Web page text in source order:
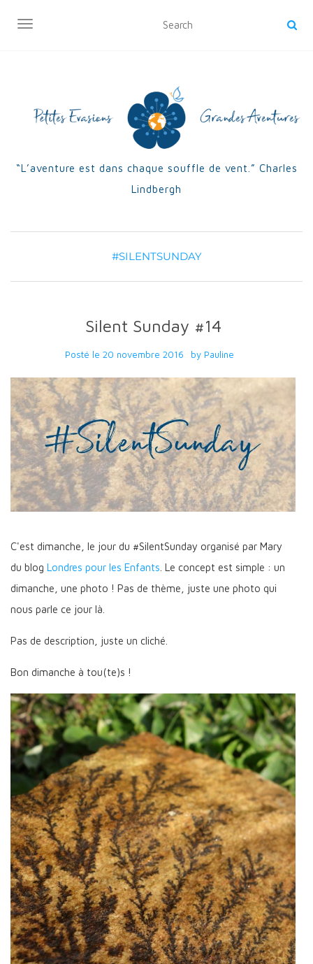
OUVRIR/FERMER LA NAVIGATION
“L’aventure est dans chaque souffle de vent.” Charles
Lindbergh
#SILENTSUNDAY
Silent Sunday #14
Posté le 20 novembre 2016 by Pauline
C'est dimanche, le jour du #SilentSunday organisé par Mary
du blog Londres pour les Enfants . Le concept est simple : un
dimanche, une photo ! Pas de thème, juste une photo qui
nous parle ce jour là.
Pas de description, juste un cliché.
Bon dimanche à tou(te)s !